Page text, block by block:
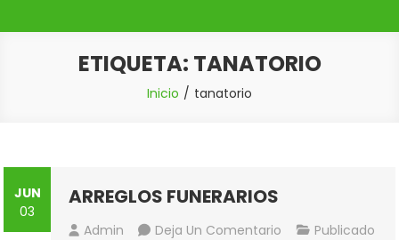
ETIQUETA: TANATORIO
Inicio tanatorio
JUN
03
ARREGLOS FUNERARIOS
Admin Deja Un Comentario
Publicado